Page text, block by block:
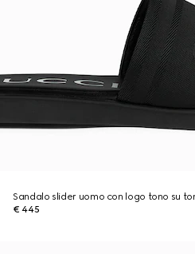
Sandalo slider uomo con logo tono su
€ 445